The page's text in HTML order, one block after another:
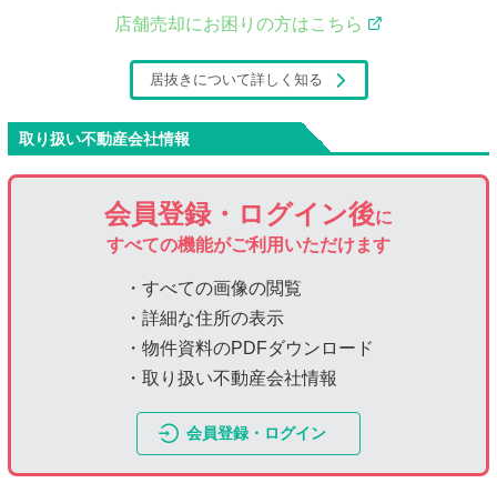
店舗売却にお困りの方はこちら
居抜きについて詳しく知る
取り扱い不動産会社情報
会員登録・ログイン後に
すべての機能がご利用いただけます
・すべての画像の閲覧
・詳細な住所の表示
・物件資料のPDFダウンロード
・取り扱い不動産会社情報
会員登録・ログイン